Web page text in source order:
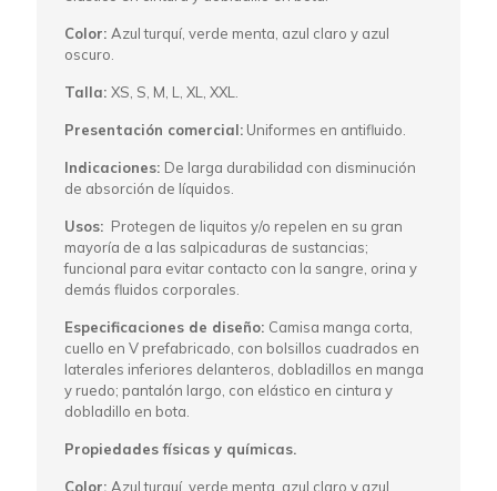
Color: Azul turquí, verde menta, azul claro y azul
oscuro.
Talla:XS, S, M, L, XL, XXL.
Presentación comercial: Uniformes en antifluido.
Indicaciones: De larga durabilidad con disminución
de absorción de líquidos.
Usos: Protegen de liquitos y/o repelen en su gran
mayoría de a las salpicaduras de sustancias;
funcional para evitar contacto con la sangre, orina y
demás fluidos corporales.
Especificaciones de diseño: Camisa manga corta,
cuello en V prefabricado, con bolsillos cuadrados en
laterales inferiores delanteros, dobladillos en manga
y ruedo; pantalón largo, con elástico en cintura y
dobladillo en bota.
Propiedades físicas y químicas.
Color: Azul turquí, verde menta, azul claro y azul